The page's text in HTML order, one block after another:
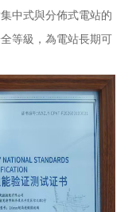
中式與分佈式電站的
等級，為電站長期可